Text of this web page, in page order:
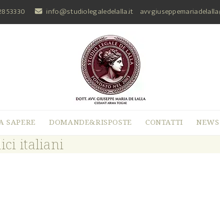
info@studiolegaledelalla.it
SAPERE DOMANDE&RISPOSTE CONTATTI NEWS
italiani